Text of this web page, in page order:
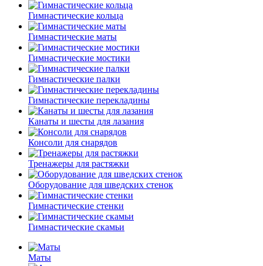
Гимнастические кольца
Гимнастические маты
Гимнастические мостики
Гимнастические палки
Гимнастические перекладины
Канаты и шесты для лазания
Консоли для снарядов
Тренажеры для растяжки
Оборудование для шведских стенок
Гимнастические стенки
Гимнастические скамьи
Маты